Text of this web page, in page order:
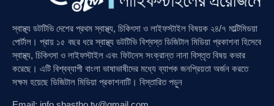
স্বাস্থ্য ডটটিভি দেশের প্রথম স্বাস্থ্য, চিকিৎসা ও লাইফস্টাইল বিষয়ক ২৪/৭ মাল্টিমিডয়া
পোর্টাল। প্রায় ১৫ বছর ধরে স্বাস্থ্য ডটটিভি বিশ্বস্ত ডিজিটাল মিডিয়া প্রকাশনা হিসেবে
স্বাস্থ্য, চিকিৎসা ও লাইফস্টাইল এবং ফিটনেস সংক্রান্ত নানা বিস্তৃত বিষয় কভার
করেছে। এটি বিশ্বব্যাপী বাংলা ভাষাভাষীদের মধ্যে ব্যাপক জনপ্রিয়তা অর্জন করতে
সক্ষম হয়েছে ডিজিটাল মিডিয়া প্রকাশনাটি। বিস্তারিত পড়ুন